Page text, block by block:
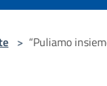
> “Puliamo